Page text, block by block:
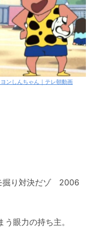
ンしんちゃん｜テレ朝動画
り対決だゾ 2006
眼力の持ち主。